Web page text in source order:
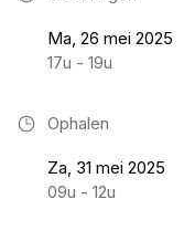
Ma, 26 mei 2025
17u - 19u
Ophalen
Za, 31 mei 2025
09u - 12u